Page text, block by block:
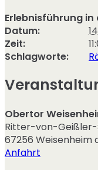
Erlebnisführung in
Datum:
Zeit:
Schlagworte:
Obertor
Ritter-von-Geißler-
67256 Weisenheim
Anfahrt